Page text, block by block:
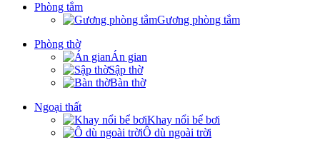
Phòng tắm
Gương phòng tắm
Phòng thờ
Án gian
Sập thờ
Bàn thờ
Ngoại thất
Khay nổi bể bơi
Ô dù ngoài trời